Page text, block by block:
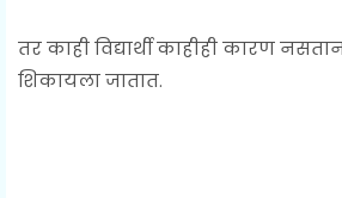
तर काही विद्यार्थी काहीही कारण
शिकायला जातात.